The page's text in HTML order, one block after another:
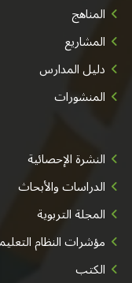
المناهج
المشاريع
دليل المدارس
المنشورات
النشرة الإحصائية
الدراسات والأبحاث
المجلة التربوية
مؤشرات النظام
الكتب